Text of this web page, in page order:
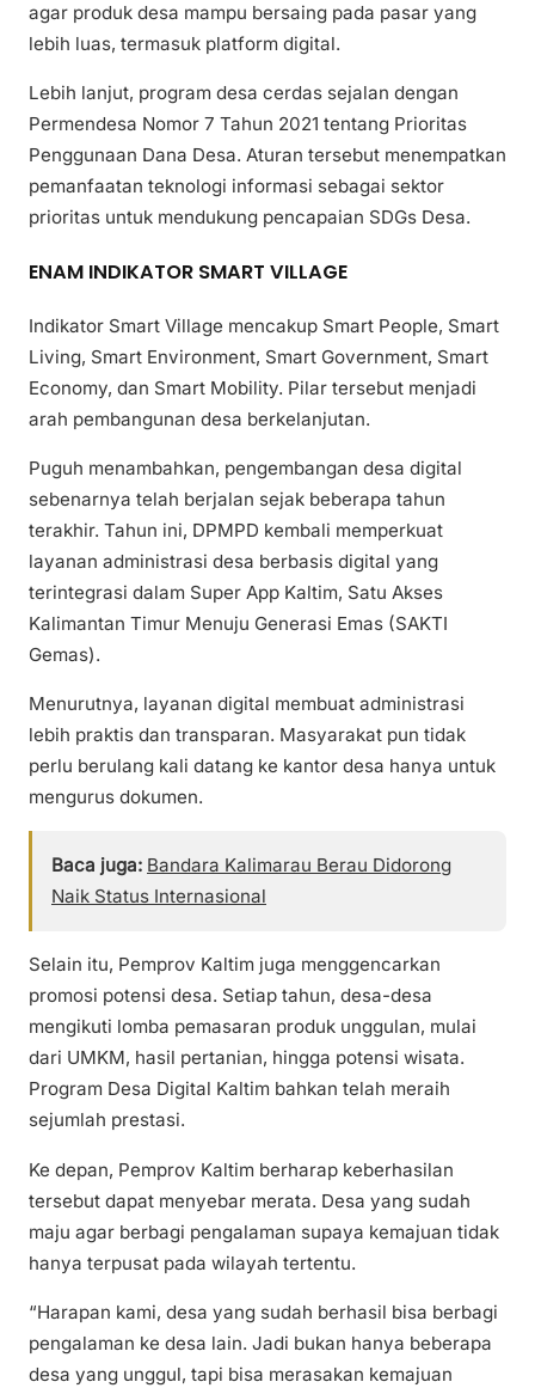
agar produk desa mampu bersaing pada pasar yang
lebih luas, termasuk platform digital.
Lebih lanjut, program desa cerdas sejalan dengan
Permendesa Nomor 7 Tahun 2021 tentang Prioritas
Penggunaan Dana Desa. Aturan tersebut menempatkan
pemanfaatan teknologi informasi sebagai sektor
prioritas untuk mendukung pencapaian SDGs Desa.
ENAM INDIKATOR SMART VILLAGE
Indikator Smart Village mencakup Smart People, Smart
Living, Smart Environment, Smart Government, Smart
Economy, dan Smart Mobility. Pilar tersebut menjadi
arah pembangunan desa berkelanjutan.
Puguh menambahkan, pengembangan desa digital
sebenarnya telah berjalan sejak beberapa tahun
terakhir. Tahun ini, DPMPD kembali memperkuat
layanan administrasi desa berbasis digital yang
terintegrasi dalam Super App Kaltim, Satu Akses
Kalimantan Timur Menuju Generasi Emas (SAKTI
Gemas).
Menurutnya, layanan digital membuat administrasi
lebih praktis dan transparan. Masyarakat pun tidak
perlu berulang kali datang ke kantor desa hanya untuk
mengurus dokumen.
Baca juga: Bandara Kalimarau Berau Didorong
Naik Status Internasional
Selain itu, Pemprov Kaltim juga menggencarkan
promosi potensi desa. Setiap tahun, desa-desa
mengikuti lomba pemasaran produk unggulan, mulai
dari UMKM, hasil pertanian, hingga potensi wisata.
Program Desa Digital Kaltim bahkan telah meraih
sejumlah prestasi.
Ke depan, Pemprov Kaltim berharap keberhasilan
tersebut dapat menyebar merata. Desa yang sudah
maju agar berbagi pengalaman supaya kemajuan tidak
hanya terpusat pada wilayah tertentu.
“Harapan kami, desa yang sudah berhasil bisa berbagi
pengalaman ke desa lain. Jadi bukan hanya beberapa
desa yang unggul, tapi bisa merasakan kemajuan